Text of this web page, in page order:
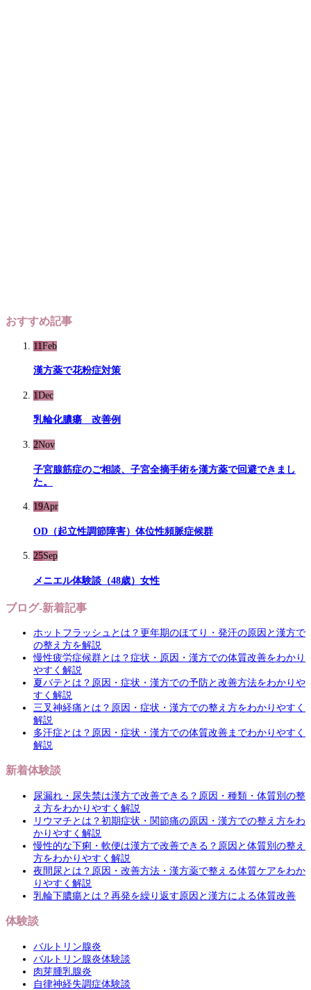
おすすめ記事
11Feb
漢方薬で花粉症対策
1 Dec
乳輪化膿瘍 改善例
2Nov
子宮腺筋症のご相談、子宮全摘手術を漢方薬で回避できまし
た。
19Apr
OD（起立性調節障害）体位性頻脈症候群
25Sep
メニエル体験談（48歳）女性
ブログ-新着記事
ホットフラッシュとは？更年期のほてり・発汗の原因と漢方で
の整え方を解説
慢性疲労症候群とは？症状・原因・漢方での体質改善をわかり
やすく解説
夏バテとは？原因・症状・漢方での予防と改善方法をわかりや
すく解説
三叉神経痛とは？原因・症状・漢方での整え方をわかりやすく
解説
多汗症とは？原因・症状・漢方での体質改善までわかりやすく
解説
新着体験談
尿漏れ・尿失禁は漢方で改善できる？原因・種類・体質別の整
え方をわかりやすく解説
リウマチとは？初期症状・関節痛の原因・漢方での整え方をわ
かりやすく解説
慢性的な下痢・軟便は漢方で改善できる？原因と体質別の整え
方をわかりやすく解説
夜間尿とは？原因・改善方法・漢方薬で整える体質ケアをわか
りやすく解説
乳輪下膿瘍とは？再発を繰り返す原因と漢方による体質改善
体験談
バルトリン腺炎
バルトリン腺炎体験談
肉芽腫乳腺炎
自律神経失調症体験談